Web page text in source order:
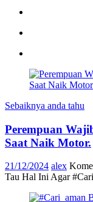
Sebaiknya anda tahu
Perempuan
Saat Naik Motor.
21/12/2024 alex
Tau Hal Ini Agar